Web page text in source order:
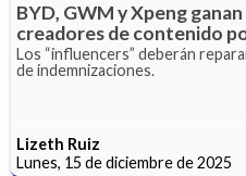
BYD, GWM y Xpeng
creadores de contenido
Los “influencers” deberán
de indemnizaciones.
Lizeth Ruiz
Lunes, 15 de diciembre de 2025